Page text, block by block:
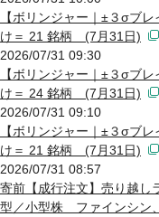
【ボリンジャー｜±３σブ
け＝ 21 銘柄 (7月31日)
2026/07/31 09:30
【ボリンジャー｜±３σブ
け＝ 24 銘柄 (7月31日)
2026/07/31 09:10
【ボリンジャー｜±３σブ
け＝ 21 銘柄 (7月31日)
2026/07/31 08:57
寄前【成行注文】売り越し
型／小型株 ファインシン